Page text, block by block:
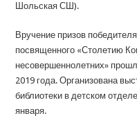
Шольская СШ).
Вручение призов
посвященного «Столетию
несовершеннолетних»
2019 года. Организована
библиотеки в детском
января.